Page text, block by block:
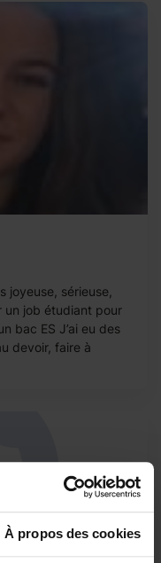
À propos des cookies
joyeuse, sérieuse,
un job étudiant pour
bac ES J’ai eu des
devoir, faire à